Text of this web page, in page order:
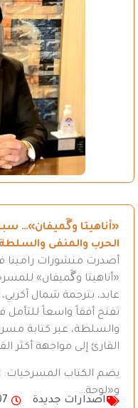
«أناهيتا وگَميفان»…
الحرب والمنفى والسلطة
أصدرت منشورات رامينا
«أناهيتا وگَميفان»
عابد، بترجمة شمال
تفتح أفقاً واسعاً للتأمل
والسلطة، عبر كتابة
القارئ إلى مواجهة أكثر
يضم الكتاب المسرحيات:
و«لوحة…
اصدارات جديدة